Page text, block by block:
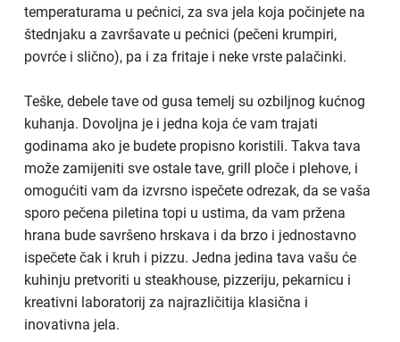
temperaturama u pećnici, za sva jela koja počinjete na
štednjaku a završavate u pećnici (pečeni krumpiri,
povrće i slično), pa i za fritaje i neke vrste palačinki.
Teške, debele tave od gusa temelj su ozbiljnog kućnog
kuhanja. Dovoljna je i jedna koja će vam trajati
godinama ako je budete propisno koristili. Takva tava
može zamijeniti sve ostale tave, grill ploče i plehove, i
omogućiti vam da izvrsno ispečete odrezak, da se vaša
sporo pečena piletina topi u ustima, da vam pržena
hrana bude savršeno hrskava i da brzo i jednostavno
ispečete čak i kruh i pizzu. Jedna jedina tava vašu će
kuhinju pretvoriti u steakhouse, pizzeriju, pekarnicu i
kreativni laboratorij za najrazličitija klasična i
inovativna jela.